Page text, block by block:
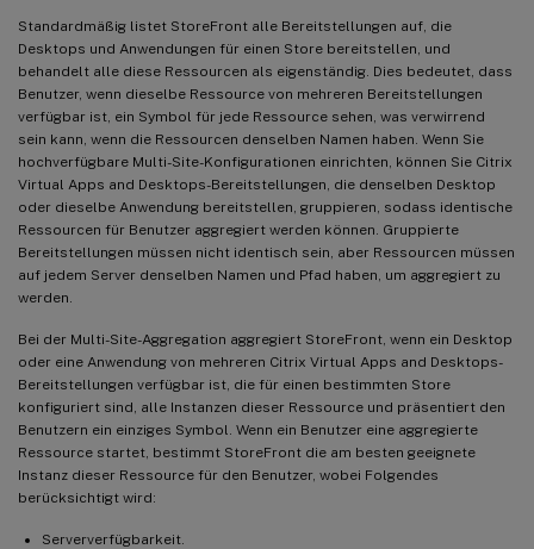
Standardmäßig listet StoreFront alle Bereitstellungen auf, die
Desktops und Anwendungen für einen Store bereitstellen, und
behandelt alle diese Ressourcen als eigenständig. Dies bedeutet, dass
Benutzer, wenn dieselbe Ressource von mehreren Bereitstellungen
verfügbar ist, ein Symbol für jede Ressource sehen, was verwirrend
sein kann, wenn die Ressourcen denselben Namen haben. Wenn Sie
hochverfügbare Multi-Site-Konfigurationen einrichten, können Sie Citrix
Virtual Apps and Desktops-Bereitstellungen, die denselben Desktop
oder dieselbe Anwendung bereitstellen, gruppieren, sodass identische
Ressourcen für Benutzer aggregiert werden können. Gruppierte
Bereitstellungen müssen nicht identisch sein, aber Ressourcen müssen
auf jedem Server denselben Namen und Pfad haben, um aggregiert zu
werden.
Bei der Multi-Site-Aggregation aggregiert StoreFront, wenn ein Desktop
oder eine Anwendung von mehreren Citrix Virtual Apps and Desktops-
Bereitstellungen verfügbar ist, die für einen bestimmten Store
konfiguriert sind, alle Instanzen dieser Ressource und präsentiert den
Benutzern ein einziges Symbol. Wenn ein Benutzer eine aggregierte
Ressource startet, bestimmt StoreFront die am besten geeignete
Instanz dieser Ressource für den Benutzer, wobei Folgendes
berücksichtigt wird:
Serververfügbarkeit.